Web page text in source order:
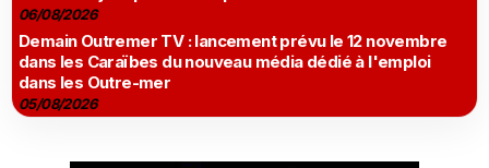
06/08/2026
Demain Outremer TV : lancement prévu le 12 novembre
dans les Caraïbes du nouveau média dédié à l'emploi
dans les Outre-mer
05/08/2026